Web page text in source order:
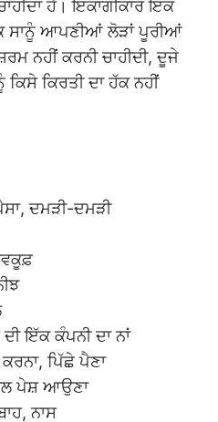
ਹੈ। ਇਕਾਂਗੀਕਾਰ ਇਕ
ਸਾਨੂੰ ਆਪਣੀਆਂ ਲੋੜਾਂ ਪੂਰੀਆਂ
ਨਹੀਂ ਕਰਨੀ ਚਾਹੀਦੀ, ਦੂਜੇ
ਕਿਰਤੀ ਦਾ ਹੱਕ ਨਹੀਂ
ਦਮੜੀ-ਦਮੜੀ
ਇੱਕ ਕੰਪਨੀ ਦਾ ਨਾਂ
ਪਿੱਛੇ ਪੈਣਾ
ਪੇਸ਼ ਆਉਣਾ
ਨਾਸ